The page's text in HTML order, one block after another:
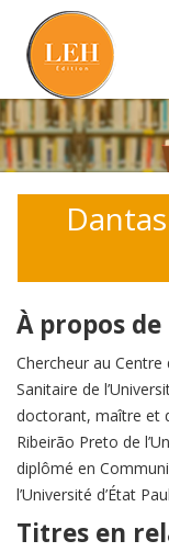
À propos
Chercheur au Centre
Sanitaire de
doctorant, maître et
Ribeirão Preto de
diplômé en
l’Université d’État
Titres en